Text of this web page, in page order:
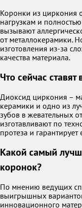
Коронки из циркония
нагрузкам и
вызывают
от металлокерамики.
изготовления из-за
качества материала.
Что сейчас
Диоксид циркония –
керамики и одно из
зубов в жевательных
изготавливают по
протеза и
Какой самый
коронок?
По мнению ведущих
выигрышных
инновационного